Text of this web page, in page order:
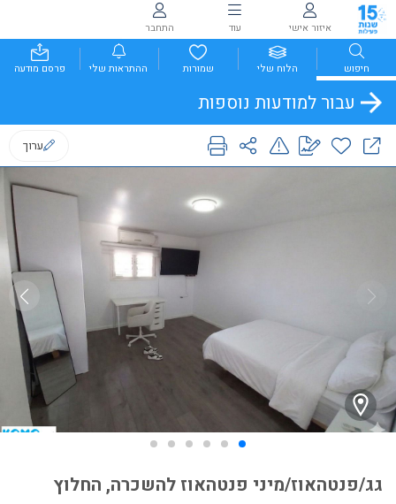
איזור אישי עוד התחבר
חיפוש הלוח שלי שמורות ההתראות שלי פרסם מודעה
עבור למודעות נוספות
ערוך
גג/פנטהאוז/מיני פנטהאוז להשכרה, החלוץ